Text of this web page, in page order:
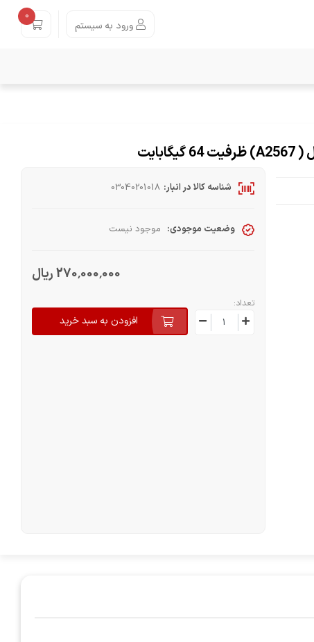
ورود به سیستم
0
شناسه کالا در انبار: 03040201018
وضعیت موجودی: موجود نیست
270٬000٬000 ریال
تعداد:
افزودن به سبد خرید